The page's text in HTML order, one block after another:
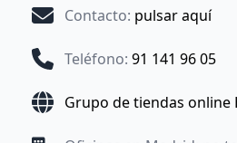
Contacto: pulsar aquí
Teléfono: 91 141 96 05
Grupo de tiendas online